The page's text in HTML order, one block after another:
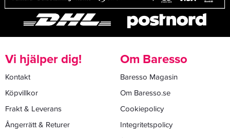
Vi hjälper dig!
Kontakt
Köpvillkor
Frakt & Leverans
Ångerrätt & Returer
Om Baresso
Baresso Magasin
Om Baresso.se
Cookiepolicy
Integritetspolicy